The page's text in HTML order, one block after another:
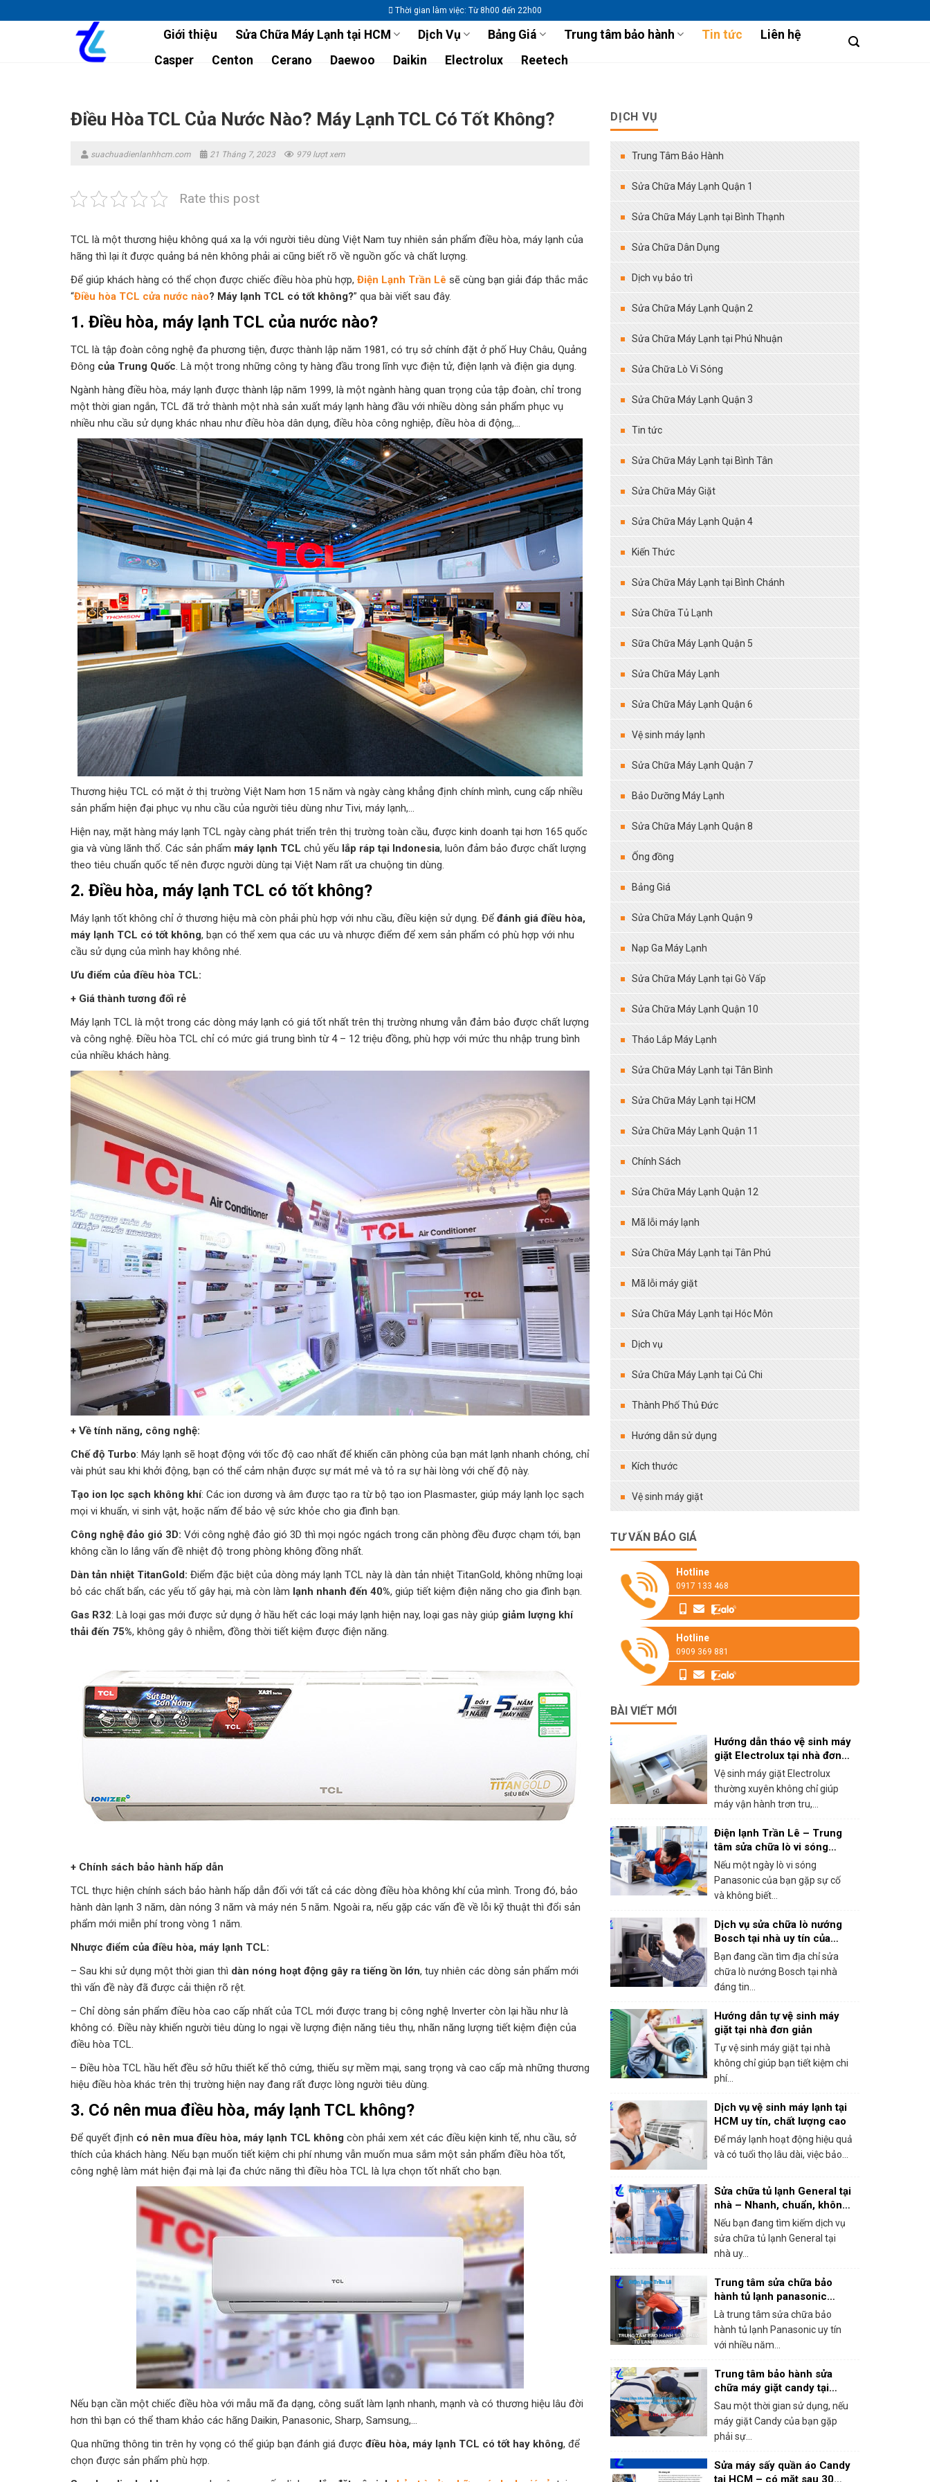
to
Thời gian làm việc: Từ 8h00 đến 22h00
Giới thiệu Sửa Chữa Máy Lạnh tại HCM Dịch Vụ Bảng Giá Trung tâm bảo hành Tin tức
Liên hệ
Casper
Centon Cerano Daewoo Daikin Electrolux Reetech
Điều Hòa TCL Của Nước Nào? Máy Lạnh TCL Có Tốt Không?
suachuadienlanhhcm.com 21 Tháng 7, 2023 979 lượt xem
Rate this post
TCL là một thương hiệu không quá xa lạ với người tiêu dùng Việt Nam tuy nhiên sản phẩm điều hòa, máy lạnh của
hãng thì lại ít được quảng bá nên không phải ai cũng biết rõ về nguồn gốc và chất lượng.
Để giúp khách hàng có thể chọn được chiếc điều hòa phù hợp, Điện Lạnh Trần Lê sẽ cùng bạn giải đáp thắc mắc
“Điều hòa TCL cửa nước nào? Máy lạnh TCL có tốt không?” qua bài viết sau đây.
1. Điều hòa, máy lạnh TCL của nước nào?
TCL là tập đoàn công nghệ đa phương tiện, được thành lập năm 1981, có trụ sở chính đặt ở phố Huy Châu, Quảng
Đông của Trung Quốc . Là một trong những công ty hàng đầu trong lĩnh vực điện tử, điện lạnh và điện gia dụng.
Ngành hàng điều hòa, máy lạnh được thành lập năm 1999, là một ngành hàng quan trọng của tập đoàn, chỉ trong
một thời gian ngắn, TCL đã trở thành một nhà sản xuất máy lạnh hàng đầu với nhiều dòng sản phẩm phục vụ
nhiều nhu cầu sử dụng khác nhau như điều hòa dân dụng, điều hòa công nghiệp, điều hòa di động,…
Thương hiệu TCL có mặt ở thị trường Việt Nam hơn 15 năm và ngày càng khẳng định chính mình, cung cấp nhiều
sản phẩm hiện đại phục vụ nhu cầu của người tiêu dùng như Tivi, máy lạnh,…
Hiện nay, mặt hàng máy lạnh TCL ngày càng phát triển trên thị trường toàn cầu, được kinh doanh tại hơn 165 quốc
gia và vùng lãnh thổ. Các sản phẩm máy lạnh TCL chủ yếu lắp ráp tại Indonesia, luôn đảm bảo được chất lượng
theo tiêu chuẩn quốc tế nên được người dùng tại Việt Nam rất ưa chuộng tin dùng.
2. Điều hòa, máy lạnh TCL có tốt không?
Máy lạnh tốt không chỉ ở thương hiệu mà còn phải phù hợp với nhu cầu, điều kiện sử dụng. Để đánh giá điều hòa,
máy lạnh TCL có tốt không, bạn có thể xem qua các ưu và nhược điểm để xem sản phẩm có phù hợp với nhu
cầu sử dụng của mình hay không nhé.
Ưu điểm của điều hòa TCL:
+ Giá thành tương đối rẻ
Máy lạnh TCL là một trong các dòng máy lạnh có giá tốt nhất trên thị trường nhưng vẫn đảm bảo được chất lượng
và công nghệ. Điều hòa TCL chỉ có mức giá trung bình từ 4 – 12 triệu đồng, phù hợp với mức thu nhập trung bình
của nhiều khách hàng.
+ Về tính năng, công nghệ:
Chế độ Turbo: Máy lạnh sẽ hoạt động với tốc độ cao nhất để khiến căn phòng của bạn mát lạnh nhanh chóng, chỉ
vài phút sau khi khởi động, bạn có thể cảm nhận được sự mát mẻ và tỏ ra sự hài lòng với chế độ này.
Tạo ion lọc sạch không khí: Các ion dương và âm được tạo ra từ bộ tạo ion Plasmaster, giúp máy lạnh lọc sạch
mọi vi khuẩn, vi sinh vật, hoặc nấm để bảo vệ sức khỏe cho gia đình bạn.
Công nghệ đảo gió 3D: Với công nghệ đảo gió 3D thì mọi ngóc ngách trong căn phòng đều được chạm tới, bạn
không cần lo lắng vấn đề nhiệt độ trong phòng không đồng nhất.
Dàn tản nhiệt TitanGold: Điểm đặc biệt của dòng máy lạnh TCL này là dàn tản nhiệt TitanGold, không những loại
bỏ các chất bẩn, các yếu tố gây hại, mà còn làm lạnh nhanh đến 40%, giúp tiết kiệm điện năng cho gia đình bạn.
Gas R32: Là loại gas mới được sử dụng ở hầu hết các loại máy lạnh hiện nay, loại gas này giúp giảm lượng khí
thải đến 75%, không gây ô nhiễm, đồng thời tiết kiệm được điện năng.
+ Chính sách bảo hành hấp dẫn
TCL thực hiện chính sách bảo hành hấp dẫn đối với tất cả các dòng điều hòa không khí của mình. Trong đó, bảo
hành dàn lạnh 3 năm, dàn nóng 3 năm và máy nén 5 năm. Ngoài ra, nếu gặp các vấn đề về lỗi kỹ thuật thì đổi sản
phẩm mới miễn phí trong vòng 1 năm.
Nhược điểm của điều hòa, máy lạnh TCL:
– Sau khi sử dụng một thời gian thì dàn nóng hoạt động gây ra tiếng ồn lớn, tuy nhiên các dòng sản phẩm mới
thì vấn đề này đã được cải thiện rõ rệt.
– Chỉ dòng sản phẩm điều hòa cao cấp nhất của TCL mới được trang bị công nghệ Inverter còn lại hầu như là
không có. Điều này khiến người tiêu dùng lo ngại về lượng điện năng tiêu thụ, nhãn năng lượng tiết kiệm điện của
điều hòa TCL.
– Điều hòa TCL hầu hết đều sở hữu thiết kế thô cứng, thiếu sự mềm mại, sang trọng và cao cấp mà những thương
hiệu điều hòa khác trên thị trường hiện nay đang rất được lòng người tiêu dùng.
3. Có nên mua điều hòa, máy lạnh TCL không?
Để quyết định có nên mua điều hòa, máy lạnh TCL không còn phải xem xét các điều kiện kinh tế, nhu cầu, sở
thích của khách hàng. Nếu bạn muốn tiết kiệm chi phí nhưng vẫn muốn mua sắm một sản phẩm điều hòa tốt,
công nghệ làm mát hiện đại mà lại đa chức năng thì điều hòa TCL là lựa chọn tốt nhất cho bạn.
Nếu bạn cần một chiếc điều hòa với mẫu mã đa dạng, công suất làm lạnh nhanh, mạnh và có thương hiệu lâu đời
hơn thì bạn có thể tham khảo các hãng Daikin, Panasonic, Sharp, Samsung,…
Qua những thông tin trên hy vọng có thể giúp bạn đánh giá được điều hòa, máy lạnh TCL có tốt hay không, để
chọn được sản phẩm phù hợp.
DỊCH VỤ
Trung Tâm Bảo Hành
Sửa Chữa Máy Lạnh Quận 1
Sửa Chữa Máy Lạnh tại Bình Thạnh
Sửa Chữa Dân Dụng
Dịch vụ bảo trì
Sửa Chữa Máy Lạnh Quận 2
Sửa Chữa Máy Lạnh tại Phú Nhuận
Sửa Chữa Lò Vi Sóng
Sửa Chữa Máy Lạnh Quận 3
Tin tức
Sửa Chữa Máy Lạnh tại Bình Tân
Sửa Chữa Máy Giặt
Sửa Chữa Máy Lạnh Quận 4
Kiến Thức
Sửa Chữa Máy Lạnh tại Bình Chánh
Sửa Chữa Tủ Lạnh
Sữa Chữa Máy Lạnh Quận 5
Sửa Chữa Máy Lạnh
Sửa Chữa Máy Lạnh Quận 6
Vệ sinh máy lạnh
Sửa Chữa Máy Lạnh Quận 7
Bảo Dưỡng Máy Lạnh
Sửa Chữa Máy Lạnh Quận 8
Ống đồng
Bảng Giá
Sửa Chữa Máy Lạnh Quận 9
Nạp Ga Máy Lạnh
Sửa Chữa Máy Lạnh tại Gò Vấp
Sửa Chữa Máy Lạnh Quận 10
Tháo Lắp Máy Lạnh
Sửa Chữa Máy Lạnh tại Tân Bình
Sửa Chữa Máy Lạnh tại HCM
Sửa Chữa Máy Lạnh Quận 11
Chính Sách
Sửa Chữa Máy Lạnh Quận 12
Mã lỗi máy lạnh
Sửa Chữa Máy Lạnh tại Tân Phú
Mã lỗi máy giặt
Sửa Chữa Máy Lạnh tại Hóc Môn
Dịch vụ
Sửa Chữa Máy Lạnh tại Củ Chi
Thành Phố Thủ Đức
Hướng dẫn sử dụng
Kích thước
Vệ sinh máy giặt
TƯ VẤN BÁO GIÁ
Hotline
0917 133 468
Hotline
0909 369 881
BÀI VIẾT MỚI
Hướng dẫn tháo vệ sinh máy
giặt Electrolux tại nhà đơn
giản
Vệ sinh máy giặt Electrolux
thường xuyên không chỉ giúp
máy vận hành trơn tru,...
Điện lạnh Trần Lê – Trung
tâm sửa chữa lò vi sóng
panasonic tại HCM
Nếu một ngày lò vi sóng
Panasonic của bạn gặp sự cố
và không biết...
Dịch vụ sửa chữa lò nướng
Bosch tại nhà uy tín của
trung tâm bảo hành Bosch
tại HCM
Bạn đang cần tìm địa chỉ sửa
chữa lò nướng Bosch tại nhà
đáng tin...
Hướng dẫn tự vệ sinh máy
giặt tại nhà đơn giản
Tự vệ sinh máy giặt tại nhà
không chỉ giúp bạn tiết kiệm chi
phí...
Dịch vụ vệ sinh máy lạnh tại
HCM uy tín, chất lượng cao
Để máy lạnh hoạt động hiệu quả
và có tuổi thọ lâu dài, việc bảo...
Sửa chữa tủ lạnh General tại
nhà – Nhanh, chuẩn, không
chặt chém!
Nếu bạn đang tìm kiếm dịch vụ
sửa chữa tủ lạnh General tại
nhà uy...
Trung tâm sửa chữa bảo
hành tủ lạnh panasonic
khắc phục mọi sự cố trong 1
lần gọi
Là trung tâm sửa chữa bảo
hành tủ lạnh Panasonic uy tín
với nhiều năm...
Trung tâm bảo hành sửa
chữa máy giặt candy tại
HCM – Giá rẻ, bắt lỗi chính
xác 100%
Sau một thời gian sử dụng, nếu
máy giặt Candy của bạn gặp
phải sự...
Sửa máy sấy quần áo Candy
tại HCM – có mặt sau 30